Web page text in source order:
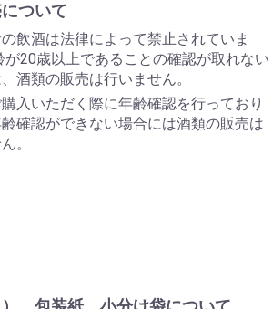
ついて
飲酒は法律によって禁止されていま
が20歳以上であることの確認が取れない
酒類の販売は行いません。
入いただく際に年齢確認を行っており
確認ができない場合には酒類の販売は
。